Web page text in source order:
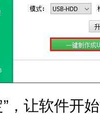
，让软件开